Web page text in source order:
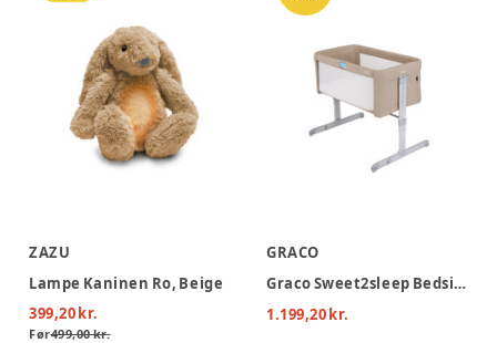
ZAZU
Lampe Kaninen Ro, Beige
399,20 kr.
Før499,00 kr.
GRACO
Graco Sweet2sleep Bedside Crib - Oatmeal
1.199,20 kr.